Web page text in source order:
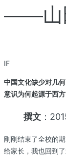
——山
IF
中国文化缺少对几
意识为何起源于西方
撰文 ：
刚刚结束了全校的
给家长，我也回到